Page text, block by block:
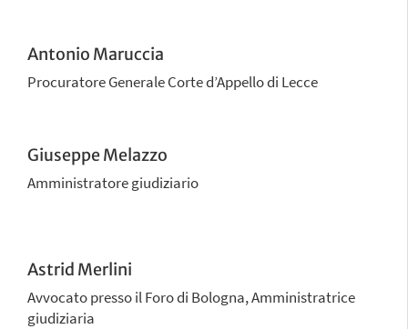
Antonio Maruccia
Procuratore Generale Corte d’Appello di Lecce
Giuseppe Melazzo
Amministratore giudiziario
Astrid Merlini
Avvocato presso il Foro di Bologna, Amministratrice
giudiziaria